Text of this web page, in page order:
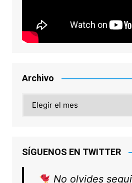
Archivo
SÍGUENOS EN TWITTER
No olvides